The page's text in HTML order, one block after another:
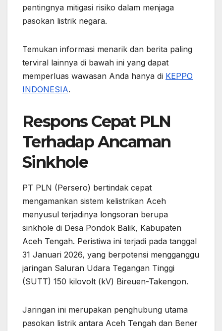
pentingnya mitigasi risiko dalam menjaga
pasokan listrik negara.
Temukan informasi menarik dan berita paling
terviral lainnya di bawah ini yang dapat
memperluas wawasan Anda hanya di KEPPO
INDONESIA.
Respons Cepat PLN
Terhadap Ancaman
Sinkhole
​PT PLN (Persero) bertindak cepat
mengamankan sistem kelistrikan Aceh
menyusul terjadinya longsoran berupa
sinkhole di Desa Pondok Balik, Kabupaten
Aceh Tengah.​ Peristiwa ini terjadi pada tanggal
31 Januari 2026, yang berpotensi mengganggu
jaringan Saluran Udara Tegangan Tinggi
(SUTT) 150 kilovolt (kV) Bireuen-Takengon.
Jaringan ini merupakan penghubung utama
pasokan listrik antara Aceh Tengah dan Bener